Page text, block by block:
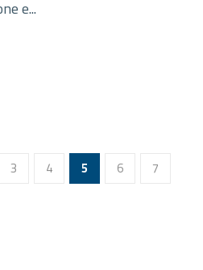
e...
3 4 5 6
7